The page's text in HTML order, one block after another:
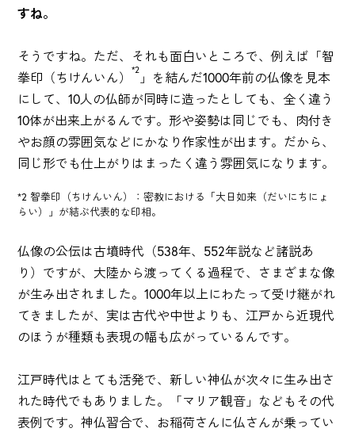
すね。
そうですね。ただ、それも面白いところで、例えば「智
拳印（ちけんいん）
*2 」を結んだ1000年前の仏像を見本
にして、10人の仏師が同時に造ったとしても、全く違う
10体が出来上がるんです。形や姿勢は同じでも、肉付き
やお顔の雰囲気などにかなり作家性が出ます。だから、
同じ形でも仕上がりはまったく違う雰囲気になります。
*2 智拳印（ちけんいん）：密教における「大日如来（だいにちにょ
らい）」が結ぶ代表的な印相。
仏像の公伝は古墳時代（538年、552年説など諸説あ
り）ですが、大陸から渡ってくる過程で、さまざまな像
が生み出されました。1000年以上にわたって受け継がれ
てきましたが、実は古代や中世よりも、江戸から近現代
のほうが種類も表現の幅も広がっているんです。
江戸時代はとても活発で、新しい神仏が次々に生み出さ
れた時代でもありました。「マリア観音」などもその代
表例です。神仏習合で、お稲荷さんに仏さんが乗ってい